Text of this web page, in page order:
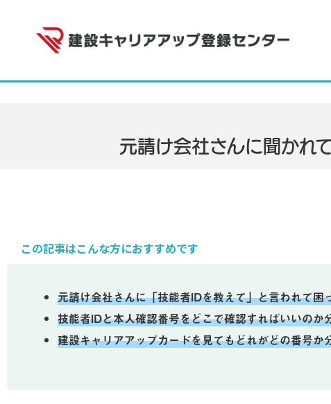
元請け会社さんに聞かれ
この記事はこんな方におすすめです
元請け会社さんに「技能者IDを教えて」と言われて困
技能者IDと本人確認番号をどこで確認すればいいのか
建設キャリアアップカードを見てもどれがどの番号か